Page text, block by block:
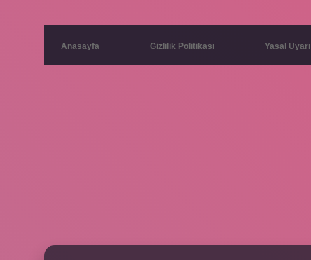
Anasayfa Gizlilik Politikası Yasal Uyarı